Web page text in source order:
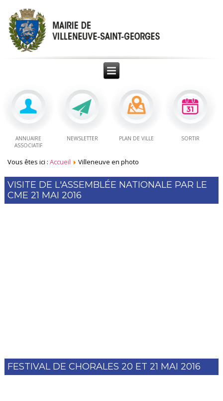
ANNUAIRE
ASSOCIATIF
NEWSLETTER PLAN DE VILLE SORTIR
Vous êtes ici :Accueil Villeneuve en photo
VISITE DE L'ASSEMBLÉE NATIONALE PAR LE
CME 21 MAI 2016
FESTIVAL DE CHORALES 20 ET 21 MAI 2016